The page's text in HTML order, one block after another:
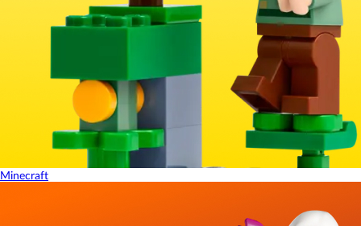
Minecraft